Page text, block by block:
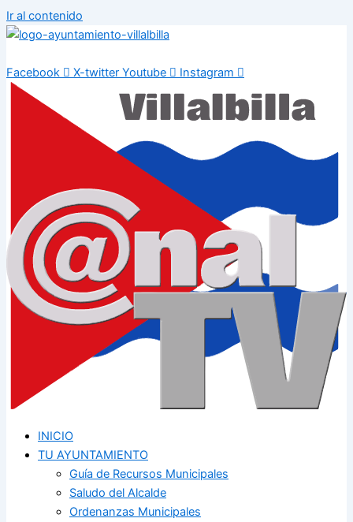
Ir al contenido
Facebook X-twitter Youtube Instagram
INICIO
TU AYUNTAMIENTO
Guía de Recursos Municipales
Saludo del Alcalde
Ordenanzas Municipales